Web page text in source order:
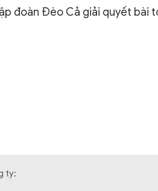
đoàn Đèo Cả giải quyết bài
ty: